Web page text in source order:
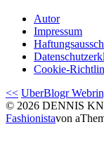
Autor
Impressum
Cookie-
<< UberBlogr
© 2026 DENNIS
Fashionistavon